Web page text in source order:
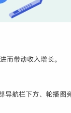
而带动收入增长。
航栏下方、轮播